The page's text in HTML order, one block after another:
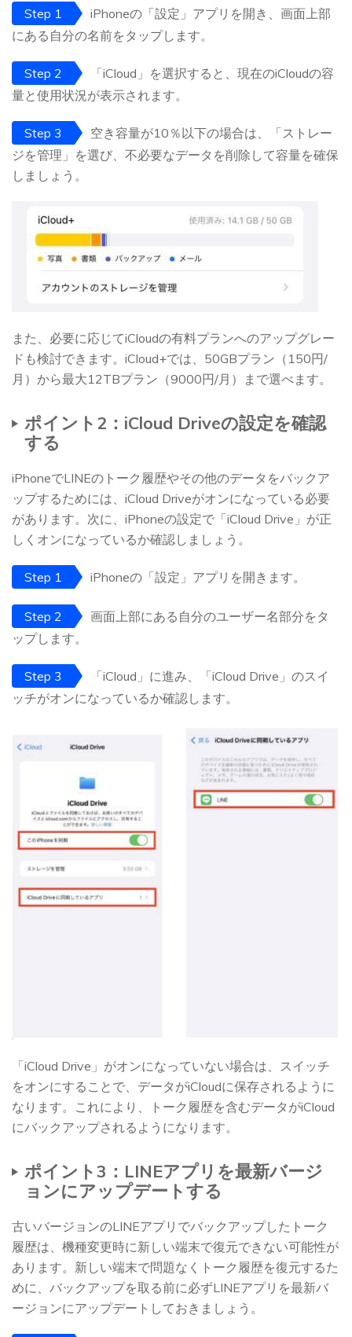
Step 1
iPhoneの「設定」アプリを開き、画面上部
にある自分の名前をタップします。
Step 2
「iCloud」を選択すると、現在のiCloudの容
量と使用状況が表示されます。
Step 3
空き容量が10％以下の場合は、「ストレー
ジを管理」を選び、不必要なデータを削除して容量を確保
しましょう。
また、必要に応じてiCloudの有料プランへのアップグレー
ドも検討できます。iCloud+では、50GBプラン（150円/
月）から最大12TBプラン（9000円/月）まで選べます。
ポイント2：iCloud Driveの設定を確認
する
iPhoneでLINEのトーク履歴やその他のデータをバックア
ップするためには、iCloud Driveがオンになっている必要
があります。次に、iPhoneの設定で「iCloud Drive」が正
しくオンになっているか確認しましょう。
Step 1 iPhoneの「設定」アプリを開きます。
Step 2
画面上部にある自分のユーザー名部分をタ
ップします。
Step 3
「iCloud」に進み、「iCloud Drive」のスイ
ッチがオンになっているか確認します。
「iCloud Drive」がオンになっていない場合は、スイッチ
をオンにすることで、データがiCloudに保存されるように
なります。これにより、トーク履歴を含むデータがiCloud
にバックアップされるようになります。
ポイント3：LINEアプリを最新バージ
ョンにアップデートする
古いバージョンのLINEアプリでバックアップしたトーク
履歴は、機種変更時に新しい端末で復元できない可能性が
あります。新しい端末で問題なくトーク履歴を復元するた
めに、バックアップを取る前に必ずLINEアプリを最新バ
ージョンにアップデートしておきましょう。